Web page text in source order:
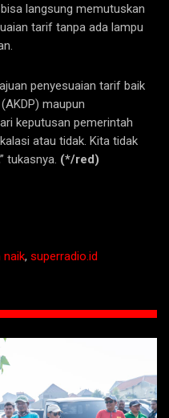
langsung memutuskan
tarif tanpa ada lampu
penyesuaian tarif baik
maupun
keputusan pemerintah
atau tidak. Kita tidak
tukasnya. (*/red)
naik, superradio.id